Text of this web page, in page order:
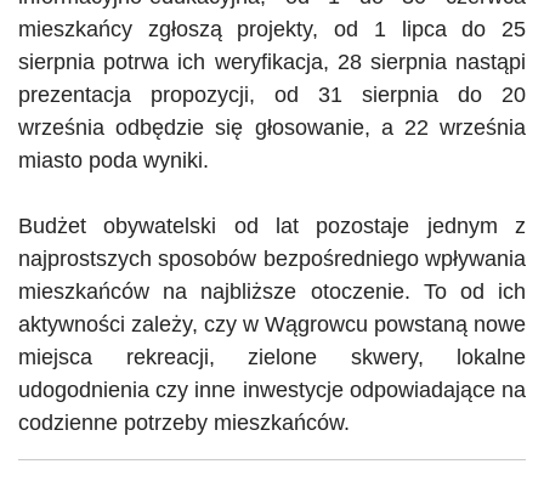
mieszkańcy zgłoszą projekty, od 1 lipca do 25
sierpnia potrwa ich weryfikacja, 28 sierpnia nastąpi
prezentacja propozycji, od 31 sierpnia do 20
września odbędzie się głosowanie, a 22 września
miasto poda wyniki.
Budżet obywatelski od lat pozostaje jednym z
najprostszych sposobów bezpośredniego wpływania
mieszkańców na najbliższe otoczenie. To od ich
aktywności zależy, czy w Wągrowcu powstaną nowe
miejsca rekreacji, zielone skwery, lokalne
udogodnienia czy inne inwestycje odpowiadające na
codzienne potrzeby mieszkańców.